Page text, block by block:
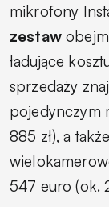
mikrofony
zestaw
ładujące
sprzedaży
pojedynczym
885 zł), a
547 euro (ok.